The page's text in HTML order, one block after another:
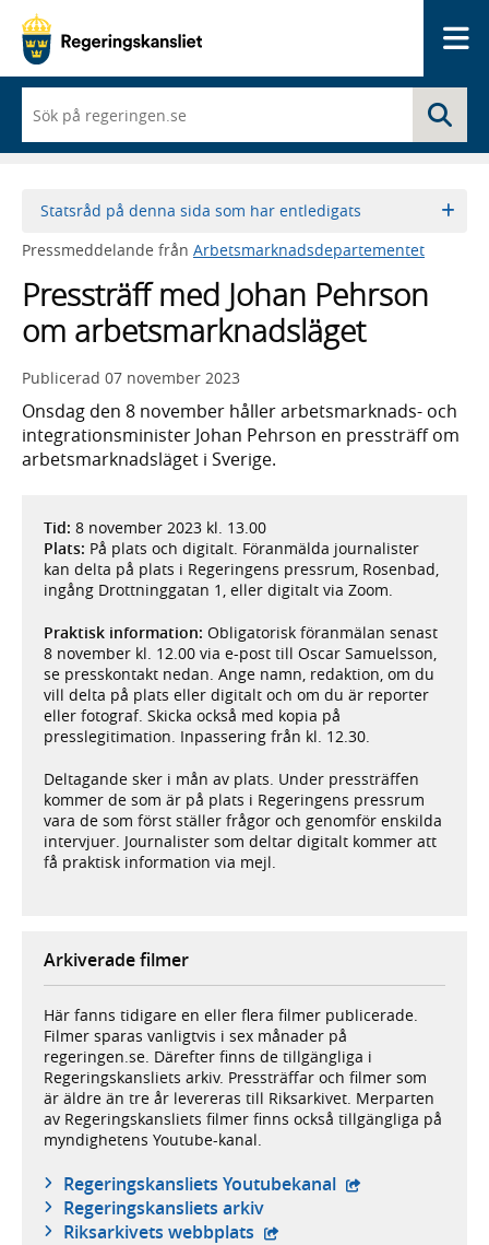
du
börjar
skriva
framträder
lista
med
sökförslag
Statsråd på denna sida som har entledigats
Pressmeddelande från Arbetsmarknadsdepartementet
Pressträff med Johan Pehrson
om arbetsmarknadsläget
Publicerad 07 november 2023
Onsdag den 8 november håller arbetsmarknads- och
integrationsminister Johan Pehrson en pressträff om
arbetsmarknadsläget i Sverige.
Tid: 8 november 2023 kl. 13.00
Plats: På plats och digitalt. Föranmälda journalister
kan delta på plats i Regeringens pressrum, Rosenbad,
ingång Drottninggatan 1, eller digitalt via Zoom.
Praktisk information: Obligatorisk föranmälan senast
8 november kl. 12.00 via e-post till Oscar Samuelsson,
se presskontakt nedan. Ange namn, redaktion, om du
vill delta på plats eller digitalt och om du är reporter
eller fotograf. Skicka också med kopia på
presslegitimation. Inpassering från kl. 12.30.
Deltagande sker i mån av plats. Under pressträffen
kommer de som är på plats i Regeringens pressrum
vara de som först ställer frågor och genomför enskilda
intervjuer. Journalister som deltar digitalt kommer att
få praktisk information via mejl.
Arkiverade filmer
Här fanns tidigare en eller flera filmer publicerade.
Filmer sparas vanligtvis i sex månader på
regeringen.se. Därefter finns de tillgängliga i
Regeringskansliets arkiv. Pressträffar och filmer som
är äldre än tre år levereras till Riksarkivet. Merparten
av Regeringskansliets filmer finns också tillgängliga på
myndighetens Youtube-kanal.
Regeringskansliets Youtubekanal - extern
Regeringskansliets arkiv
Riksarkivets webbplats - extern webbplats,